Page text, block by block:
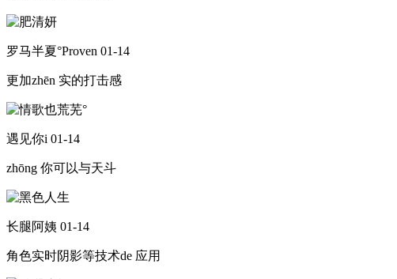
罗马半夏°Proven 01-14
更加zhēn 实的打击感
遇见你i 01-14
zhōng 你可以与天斗
长腿阿姨 01-14
角色实时阴影等技术de 应用